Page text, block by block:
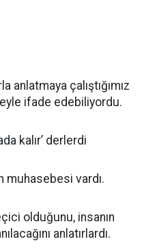
anlatmaya çalıştığımız
ifade edebiliyordu.
kalır’ derlerdi
muhasebesi vardı.
olduğunu, insanın
anlatırlardı.